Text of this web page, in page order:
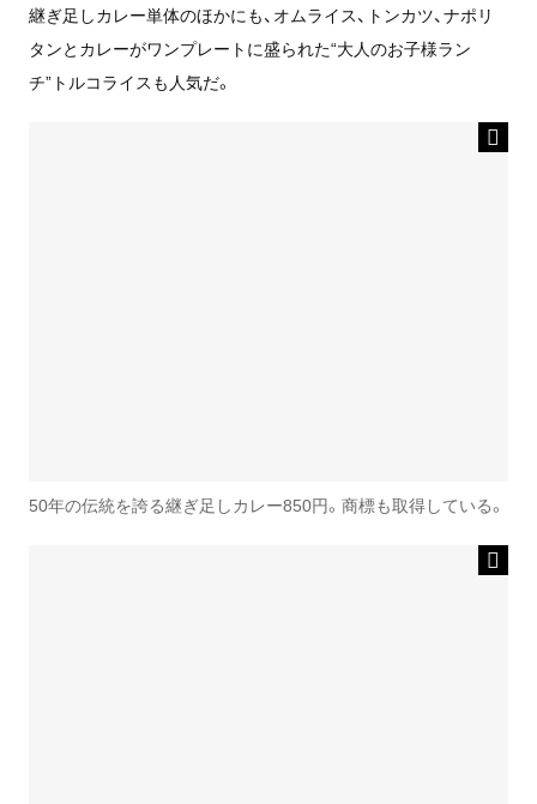
継ぎ足しカレー単体のほかにも、オムライス、トンカツ、ナポリ
タンとカレーがワンプレートに盛られた“大人のお子様ラン
チ”トルコライスも人気だ。
50年の伝統を誇る継ぎ足しカレー850円。商標も取得している。